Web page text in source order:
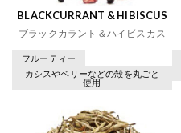
BLACKCURRANT & HIBISCUS
ブラックカラント＆ハイビスカス
フルーティー
カシスやベリーなどの殻を丸ごと
使用